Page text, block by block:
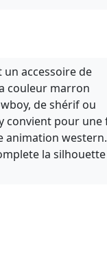
accessoire de
couleur marron
de shérif ou
convient pour une
animation
la silhouette